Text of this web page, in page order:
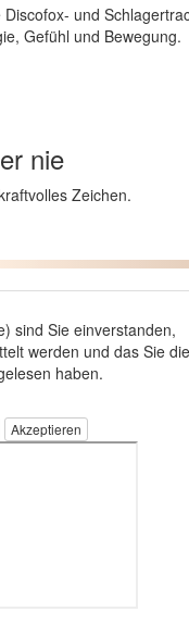
und
Gefühl und Bewegung.
nie
Zeichen.
sind Sie einverstanden,
werden und das Sie die
haben.